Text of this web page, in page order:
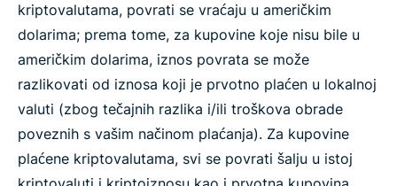
kriptovalutama, povrati se vraćaju u američkim
dolarima; prema tome, za kupovine koje nisu bile u
američkim dolarima, iznos povrata se može
razlikovati od iznosa koji je prvotno plaćen u lokalnoj
valuti (zbog tečajnih razlika i/ili troškova obrade
poveznih s vašim načinom plaćanja). Za kupovine
plaćene kriptovalutama, svi se povrati šalju u istoj